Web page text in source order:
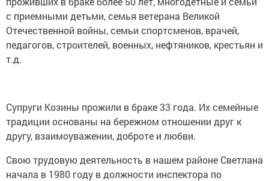
с приемными детьми, семья ветерана Великой
Отечественной войны, семьи спортсменов, врачей,
педагогов, строителей, военных, нефтяников, крестьян и
т.д.
Супруги Козины прожили в браке 33 года. Их семейные
традиции основаны на бережном отношении друг к
другу, взаимоуважении, доброте и любви.
Свою трудовую деятельность в нашем районе Светлана
начала в 1980 году в должности инспектора по